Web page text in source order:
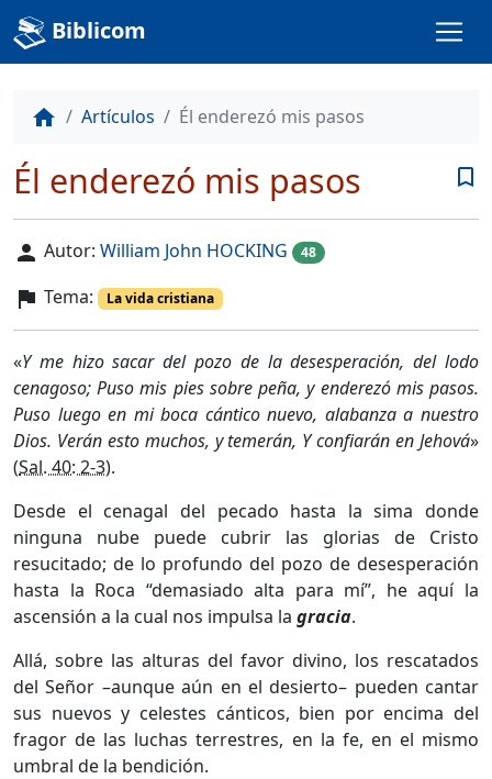
Biblicom
home Artículos Él enderezó mis pasos
bookmark_border
Él enderezó mis pasos
person Autor: William John HOCKING 48
flag Tema: La vida cristiana
«Y me hizo sacar del pozo de la desesperación, del lodo
cenagoso; Puso mis pies sobre peña, y enderezó mis pasos.
Puso luego en mi boca cántico nuevo, alabanza a nuestro
Dios. Verán esto muchos, y temerán, Y confiarán en Jehová»
(Sal. 40: 2-3).
Desde el cenagal del pecado hasta la sima donde
ninguna nube puede cubrir las glorias de Cristo
resucitado; de lo profundo del pozo de desesperación
hasta la Roca “demasiado alta para mí”, he aquí la
ascen­sión a la cual nos impulsa la gracia.
Allá, sobre las alturas del favor divino, los rescatados
del Señor –aunque aún en el desierto– pueden cantar
sus nuevos y celestes cánti­cos, bien por encima del
fragor de las luchas terrestres, en la fe, en el mismo
umbral de la bendición.